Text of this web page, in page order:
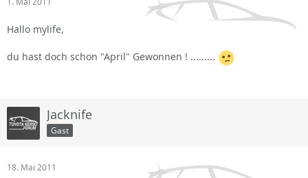
Hallo mylife,
du hast doch schon "April" Gewonnen ! .........
Jacknife
Gast
18. Mai 2011